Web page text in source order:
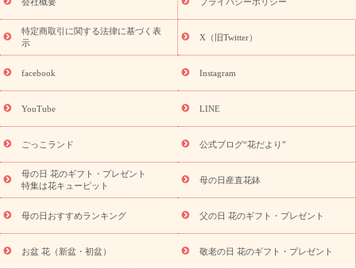
フト・プレゼント特集
敬老の日の花 全てのギフト一覧
キャン
ペーン
「きょう誕生日なんです」キャンペーン
探す
誕生日フラワーギフト 誕生日フラワーギフト特集
誕生
日フラワーギフト商品一覧
ユリ トルコキキョウ
誕生花(トルコキキョウ)
9月の誕生花(リンドウ)
誕生日セット
ギフト
「きょう誕生日なんです」キャンペーン
用途から探す お祝いの花特集 当日配達特急便
お祝い商品
一覧
お祝い 新築・引っ越し祝い
結婚記念日
結婚祝い 出産祝い 退院祝い・快気祝い
還暦
祝い・長寿祝い
プチギフト ペットのお祝いフラワー
元・暑中見舞い
敬老の日
お供え
お供え・お悔やみ商品一覧 お供え・お悔やみの花
十九日法要以降に贈る花
通夜・葬儀に贈る花
お供え お花とセッ
お盆（新盆・初盆）
お祝い返し お見舞い
お取り
特定商取引に関する法律に基づく表
示
X（旧Twitter）
facebook Instagram
YouTube LINE
ごっこランド 公式ブログ“花だより”
母の日 花のギフト・プレゼント
特集は花キューピット
母の日産直花鉢
母の日おすすめランキング 父の日 花のギフト・プレゼント
お盆 花（新盆・初盆） 敬老の日 花のギフト・プレゼント